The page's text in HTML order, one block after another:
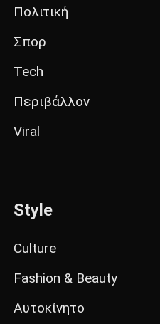
Πολιτική
Σπορ
Tech
Περιβάλλον
Viral
Style
Culture
Fashion & Beauty
Αυτοκίνητο